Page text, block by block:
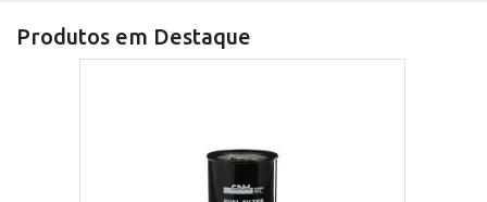
Produtos em Destaque